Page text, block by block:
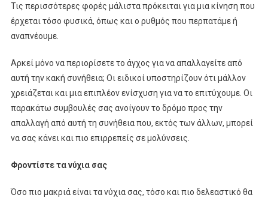
Τις περισσότερες φορές μάλιστα πρόκειται για μια κίνηση που
έρχεται τόσο φυσικά, όπως και ο ρυθμός που περπατάμε ή
αναπνέουμε.
Αρκεί μόνο να περιορίσετε το άγχος για να απαλλαγείτε από
αυτή την κακή συνήθεια; Οι ειδικοί υποστηρίζουν ότι μάλλον
χρειάζεται και μια επιπλέον ενίσχυση για να το επιτύχουμε. Οι
παρακάτω συμβουλές σας ανοίγουν το δρόμο προς την
απαλλαγή από αυτή τη συνήθεια που, εκτός των άλλων, μπορεί
να σας κάνει και πιο επιρρεπείς σε μολύνσεις.
Φροντίστε τα νύχια σας
Όσο πιο μακριά είναι τα νύχια σας, τόσο και πιο δελεαστικό θα